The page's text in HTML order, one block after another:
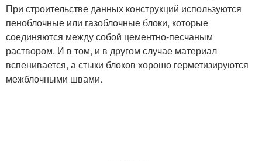
Панельный дом Блочный дом
При строительстве данных конструкций используются
пеноблочные или газоблочные блоки, которые
соединяются между собой цементно-песчаным
раствором. И в том, и в другом случае материал
вспенивается, а стыки блоков хорошо герметизируются
межблочными швами.